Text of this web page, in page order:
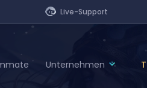
Live-Support
Unternehmen